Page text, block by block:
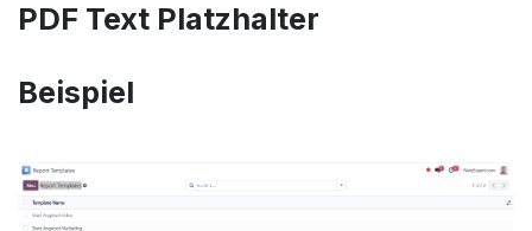
PDF Text Platzhalter
Beispiel